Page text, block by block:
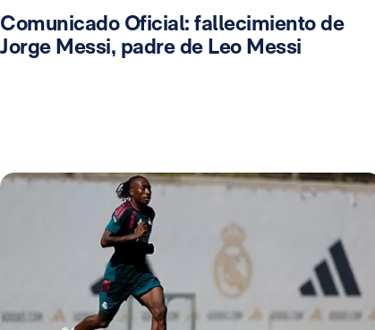
Comunicado Oficial: fallecimiento de
Jorge Messi, padre de Leo Messi